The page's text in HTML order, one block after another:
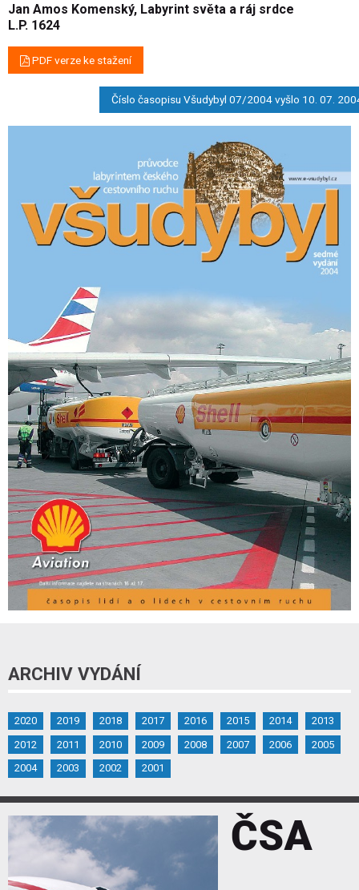
Jan Amos Komenský, Labyrint světa a ráj srdce
L.P. 1624
PDF verze ke stažení
Číslo časopisu Všudybyl 07/2004 vyšlo 10. 07.
ARCHIV VYDÁNÍ
2020 2019 2018 2017 2016 2015 2014
2013
2012
2011 2010 2009 2008 2007 2006
2005
2004
2003 2002 2001
ČSA